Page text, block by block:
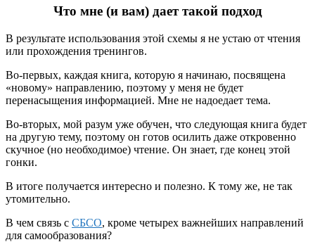
Что мне (и вам) дает такой подход
В результате использования этой схемы я не устаю от чтения
или прохождения тренингов.
Во-первых, каждая книга, которую я начинаю, посвящена
«новому» направлению, поэтому у меня не будет
перенасыщения информацией. Мне не надоедает тема.
Во-вторых, мой разум уже обучен, что следующая книга будет
на другую тему, поэтому он готов осилить даже откровенно
скучное (но необходимое) чтение. Он знает, где конец этой
гонки.
В итоге получается интересно и полезно. К тому же, не так
утомительно.
В чем связь с СБСО, кроме четырех важнейших направлений
для самообразования?